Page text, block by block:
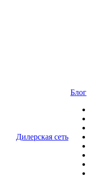
Дилерская сеть
Блог